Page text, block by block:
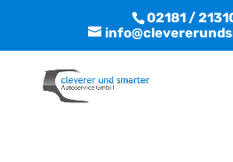
02181 /